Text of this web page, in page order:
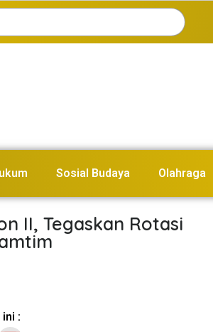
Sosial Budaya Olahraga
II, Tegaskan Rotasi
: